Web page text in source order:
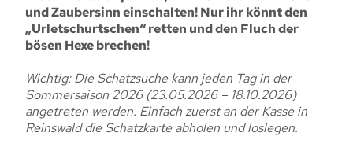
und Zaubersinn einschalten! Nur ihr könnt den
„Urletschurtschen“ retten und den Fluch der
bösen Hexe brechen!
Wichtig: Die Schatzsuche kann jeden Tag in der
Sommersaison 2026 (23.05.2026 – 18.10.2026)
angetreten werden. Einfach zuerst an der Kasse in
Reinswald die Schatzkarte abholen und loslegen.